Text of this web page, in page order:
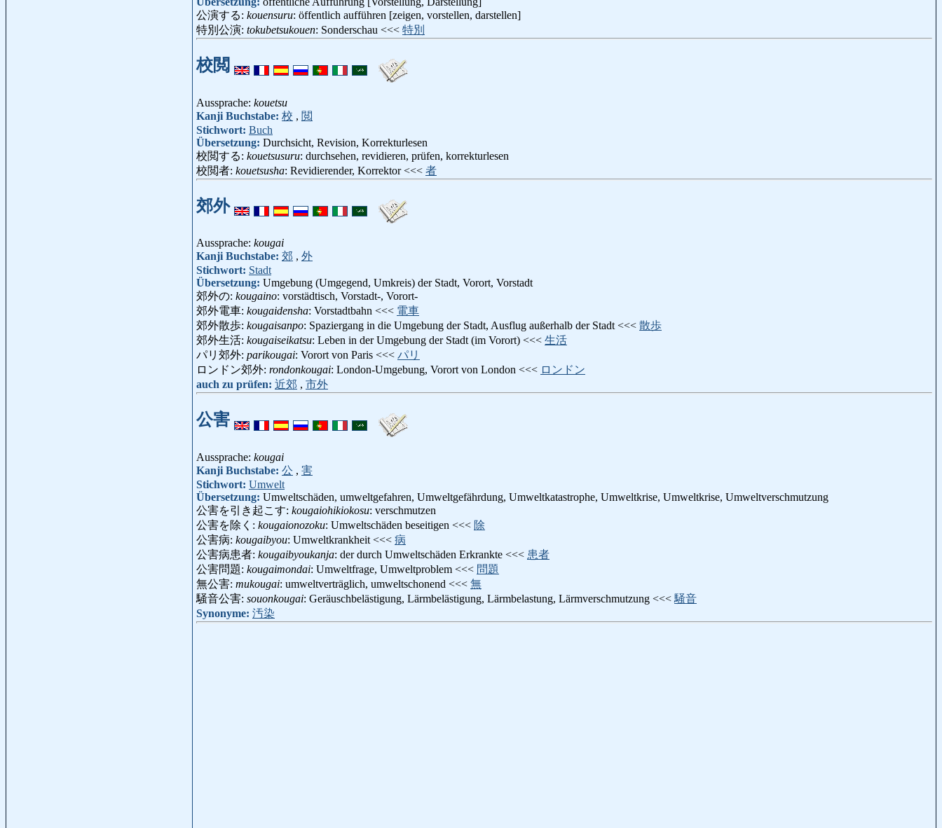
公演する: kouensuru: öffentlich aufführen [zeigen, vorstellen, darstellen]
特別公演: tokubetsukouen: Sonderschau <<< 特別
校閲
Aussprache: kouetsu
Kanji Buchstabe: 校 , 閲
Stichwort: Buch
Übersetzung: Durchsicht, Revision, Korrekturlesen
校閲する: kouetsusuru: durchsehen, revidieren, prüfen, korrekturlesen
校閲者: kouetsusha: Revidierender, Korrektor <<< 者
郊外
Aussprache: kougai
Kanji Buchstabe: 郊 , 外
Stichwort: Stadt
Übersetzung: Umgebung (Umgegend, Umkreis) der Stadt, Vorort, Vorstadt
郊外の: kougaino: vorstädtisch, Vorstadt-, Vorort-
郊外電車: kougaidensha: Vorstadtbahn <<< 電車
郊外散歩: kougaisanpo: Spaziergang in die Umgebung der Stadt, Ausflug außerhalb der Stadt <<< 散歩
郊外生活: kougaiseikatsu: Leben in der Umgebung der Stadt (im Vorort) <<< 生活
パリ郊外: parikougai: Vorort von Paris <<< パリ
ロンドン郊外: rondonkougai: London-Umgebung, Vorort von London <<< ロンドン
auch zu prüfen: 近郊 , 市外
公害
Aussprache: kougai
Kanji Buchstabe: 公 , 害
Stichwort: Umwelt
Übersetzung: Umweltschäden, umweltgefahren, Umweltgefährdung, Umweltkatastrophe, Umweltkrise, Umweltkrise, Umweltverschmutzung
公害を引き起こす: kougaiohikiokosu: verschmutzen
公害を除く: kougaionozoku: Umweltschäden beseitigen <<< 除
公害病: kougaibyou: Umweltkrankheit <<< 病
公害病患者: kougaibyoukanja: der durch Umweltschäden Erkrankte <<< 患者
公害問題: kougaimondai: Umweltfrage, Umweltproblem <<< 問題
無公害: mukougai: umweltverträglich, umweltschonend <<< 無
騒音公害: souonkougai: Geräuschbelästigung, Lärmbelästigung, Lärmbelastung, Lärmverschmutzung <<< 騒音
Synonyme: 汚染